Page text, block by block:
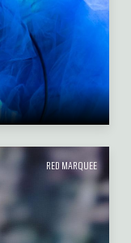
RED MARQUEE